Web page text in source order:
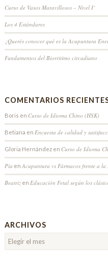
Curso de Vasos Maravillosos – Nivel I˚
Los 4 Estándares
¿Querés conocer qué es la Acupuntura
Fundamentos del Biorritimo circadiano
COMENTARIOS
Boris en Curso de Idioma Chino (HSK)
Betiana en Encuesta de calidad y
Gloria Hernández en Curso de Idioma
Pía enAcupuntura vs Fármacos frente a
Beatriz en Educación Fetal según los
ARCHIVOS